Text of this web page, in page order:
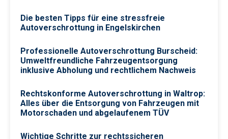
Die besten Tipps für eine stressfreie
Autoverschrottung in Engelskirchen
Professionelle Autoverschrottung Burscheid:
Umweltfreundliche Fahrzeugentsorgung
inklusive Abholung und rechtlichem Nachweis
Rechtskonforme Autoverschrottung in Waltrop:
Alles über die Entsorgung von Fahrzeugen mit
Motorschaden und abgelaufenem TÜV
Wichtige Schritte zur rechtssicheren